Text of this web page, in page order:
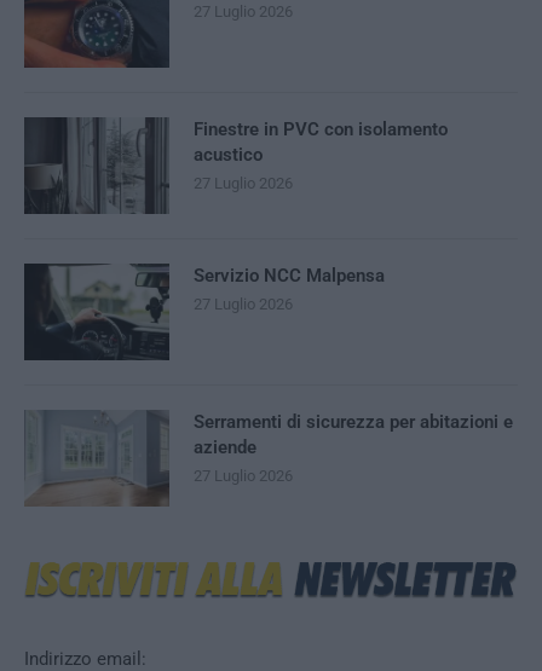
Indirizzo email:
27 Luglio 2026
Finestre in PVC con isolamento
acustico
27 Luglio 2026
Servizio NCC Malpensa
27 Luglio 2026
Serramenti di sicurezza per abitazioni e
aziende
27 Luglio 2026